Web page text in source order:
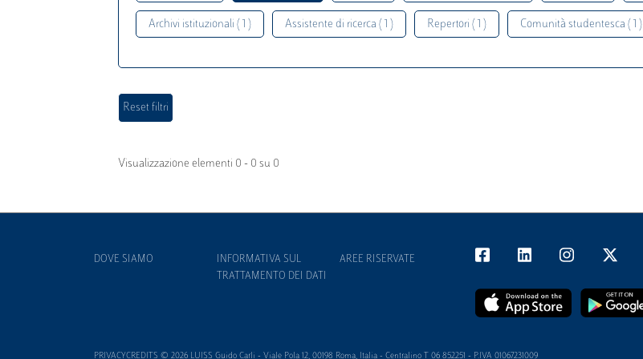
Archivi istituzionali ( 1 ) Assistente di ricerca ( 1 ) Repertori ( 1 ) Comunità studentesca ( 1 )
Visualizzazione elementi 0 - 0 su 0
DOVE SIAMO
INFORMATIVA SUL
TRATTAMENTO DEI DATI
AREE RISERVATE
PRIVACYCREDITS © 2026 LUISS Guido Carli - Viale Pola 12, 00198 Roma, Italia - Centralino T 06 852251 - P.IVA 01067231009